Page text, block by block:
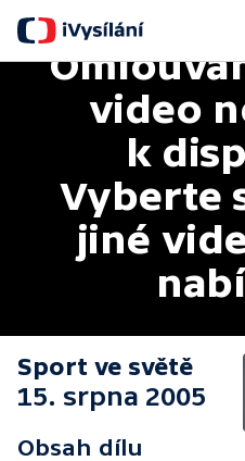
video
k
Vyberte
jiné
Sport ve světě
15. srpna 2005
Obsah dílu